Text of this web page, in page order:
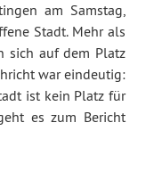
am Samstag,
Stadt. Mehr als
sich auf dem Platz
war eindeutig:
ist kein Platz für
es zum Bericht